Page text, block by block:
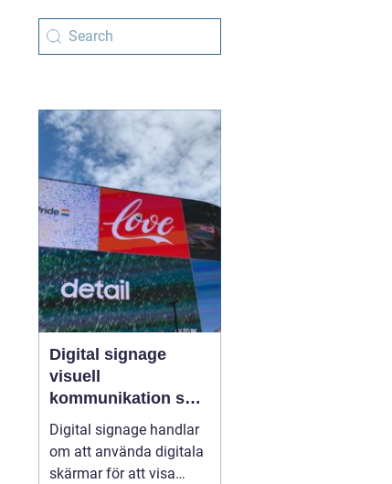
Digital signage
visuell
kommunikation som
fångar blicken
Digital signage handlar
om att använda digitala
skärmar för att visa